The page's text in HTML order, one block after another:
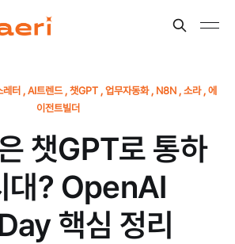
레터 AI트렌드 챗GPT 업무자동화 N8N 소라 에
이전트빌더
챗GPT로 통하
대? OpenAI
핵심 정리